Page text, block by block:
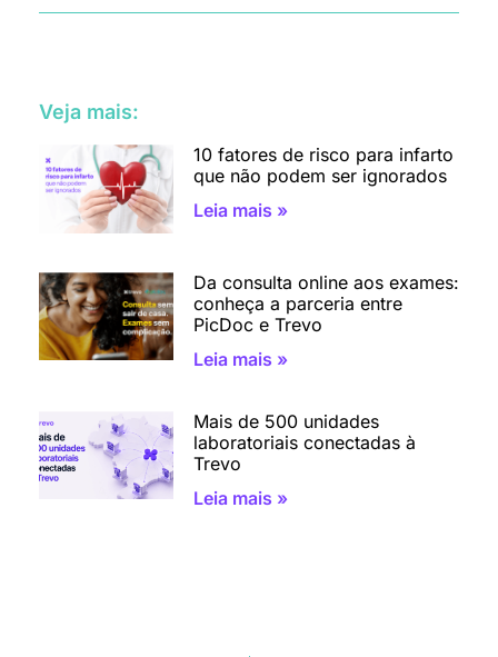
Veja mais:
10 fatores de risco para infarto
que não podem ser ignorados
Leia mais »
Da consulta online aos exames:
conheça a parceria entre
PicDoc e Trevo
Leia mais »
Mais de 500 unidades
laboratoriais conectadas à
Trevo
Leia mais »